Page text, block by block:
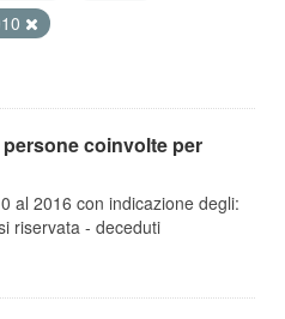
coinvolte per
al 2016 con indicazione degli:
riservata - deceduti